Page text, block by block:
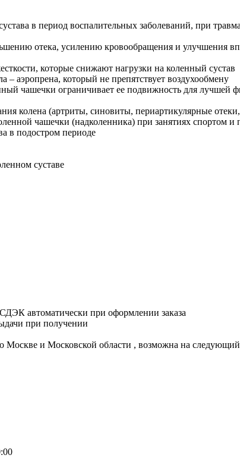
в период воспалительных заболеваний, при
отека, усилению кровообращения и улучшения
которые снижают нагрузки на коленный сустав
– аэропрена, который не препятствует воздухообмену
чашечки ограничивает ее подвижность для лучшей
колена (артриты, синовиты, периартикулярные
чашечки (надколенника) при занятиях спортом и
в подостром периоде
суставе
автоматически при оформлении заказа
при получении
Москве и Московской области , возможна на следующий